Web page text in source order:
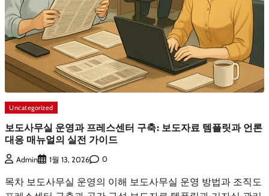
Uncategorized
보도사무실 운영과 프레스센터 구축: 보도자료 템플릿과 언론
대응 매뉴얼의 실전 가이드
Admin 1월 13, 2026 0
목차 보도사무실 운영의 이해 보도사무실 운영 방법과 조직도